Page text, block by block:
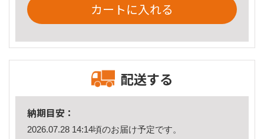
カートに入れる
配送する
納期目安：
2026.07.28 14:14頃のお届け予定です。